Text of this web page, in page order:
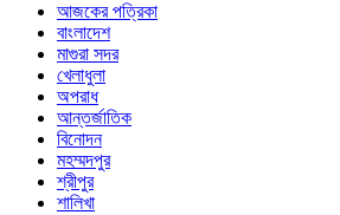
আজকের পত্রিকা
বাংলাদেশ
মাগুরা সদর
খেলাধুলা
অপরাধ
আন্তর্জাতিক
বিনোদন
মহম্মদপুর
শ্রীপুর
শালিখা